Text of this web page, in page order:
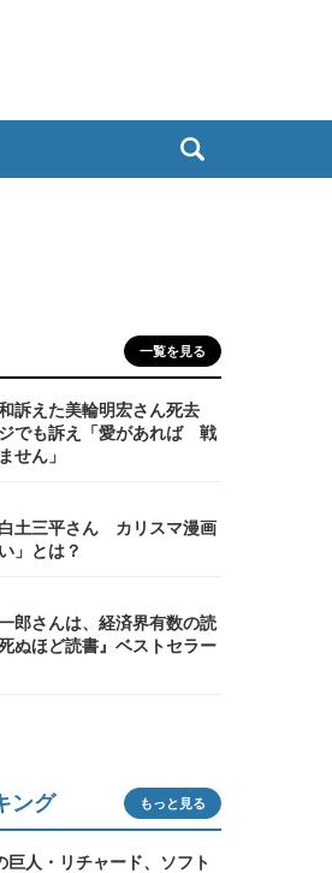
一覧を見る
訴えた美輪明宏さん死去
でも訴え「愛があれば 戦
せん」
土三平さん カリスマ漫画
」とは？
郎さんは、経済界有数の読
ぬほど読書』ベストセラー
ング もっと見る
巨人・リチャード、ソフト